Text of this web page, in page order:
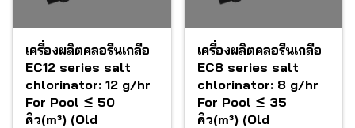
เครื่องผลิตคลอรีนเกลือ
EC12 series salt
chlorinator: 12 g/hr
For Pool ≤ 50
คิว(m³) (Old
เครื่องผลิตคลอรีนเกลือ
EC8 series salt
chlorinator: 8 g/hr
For Pool ≤ 35
คิว(m³) (Old